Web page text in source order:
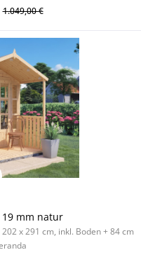
1.049,00 €
mm natur
x 291 cm, inkl. Boden + 84 cm